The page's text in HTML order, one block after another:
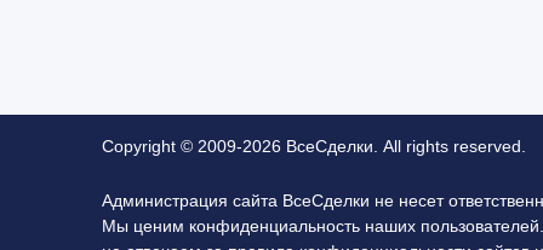
Copyright © 2009-2026 ВсеСделки. All rights reserved.
Администрация сайта ВсеСделки не несет
Мы ценим конфиденциальность наших